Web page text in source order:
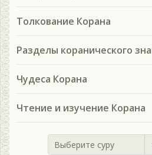
Толкование Корана
Разделы коранического
Чудеса Корана
Чтение и изучение Корана
Выберите суру